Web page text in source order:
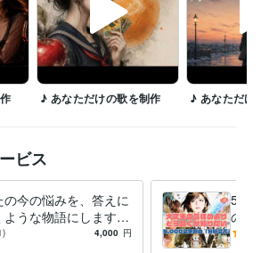
♪ あなただけの歌を制作 ♪ あなただけ
ビス
の今の悩みを、答えに
ような物語にします
ト・百人一首・禅
4,000 円
の鑑
「大